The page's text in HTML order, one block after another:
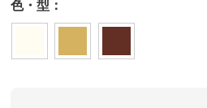
色・型：